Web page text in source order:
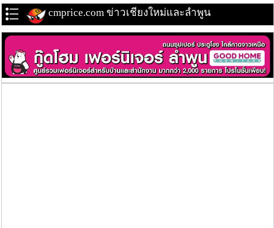
cmprice.com ข่าวเชียงใหม่และลำพูน